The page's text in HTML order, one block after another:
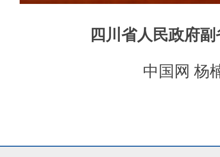
四川省人民政府
中国网 杨